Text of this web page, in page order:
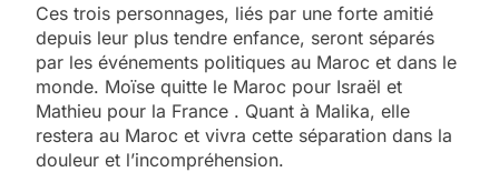
​Ces trois personnages, liés par une forte amitié
depuis leur plus tendre enfance, seront séparés
par les événements politiques au Maroc et dans le
monde. Moïse quitte le Maroc pour Israël et
Mathieu pour la France . Quant à Malika, elle
restera au Maroc et vivra cette séparation dans la
douleur et l’incompréhension.​